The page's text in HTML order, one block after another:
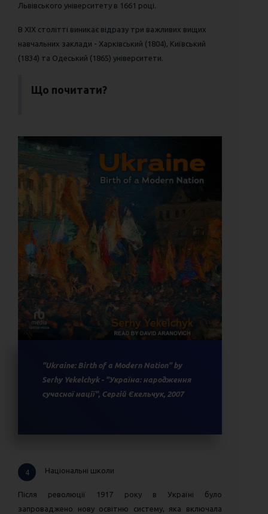
Львівського університету в 1661 році.
В XIX столітті виникає відразу три важливих вищих
навчальних заклади - Харківський (1804), Київський
(1834) та Одеський (1865) університети.
Що почитати?
"Ukraine: Birth of a Modern Nation" by
Serhy Yekelchyk - "Україна: народження
сучасної нації", Сергій Єкельчук, 2007
4 Національні школи
Після революції 1917 року в Україні було
запроваджено нову освітню систему, яка включала